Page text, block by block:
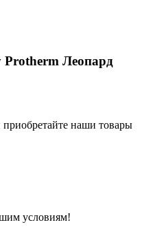
Protherm Леопард
наши товары
условиям!